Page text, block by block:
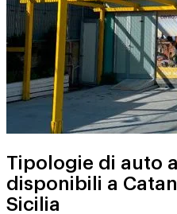
Tipologie di auto
disponibili a
Sicilia